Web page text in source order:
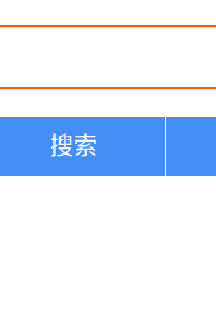
搜索